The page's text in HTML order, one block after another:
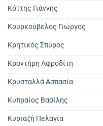
Κόττης Γιάννης
Κουρκούβελος Γιώργος
Κρητικός Σπύρος
Κροντήρη Αφροδίτη
Κρυσταλλά Ασπασία
Κυπραίος Βασίλης
Κυριαζή Πελαγία